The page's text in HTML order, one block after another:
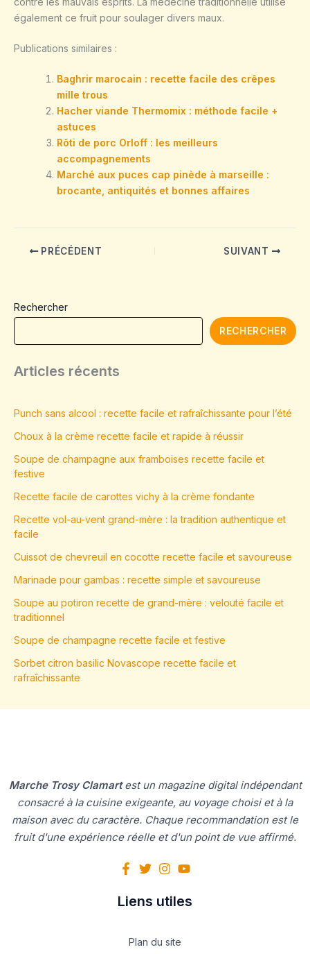
également ce fruit pour soulager divers maux.
Publications similaires :
Baghrir marocain : recette facile des crêpes
mille trous
Hacher viande Thermomix : méthode facile +
astuces
Rôti de porc Orloff : les meilleurs
accompagnements
Marché aux puces cap pinède à marseille :
brocante, antiquités et bonnes affaires
PRÉCÉDENT SUIVANT
Rechercher
RECHERCHER
Articles récents
Punch sans alcool : recette facile et rafraîchissante pour l’été
Choux à la crème recette facile et rapide à réussir
Soupe de champagne aux framboises recette facile et
festive
Recette facile de carottes vichy à la crème fondante
Recette vol-au-vent grand-mère : la tradition authentique et
facile
Cuissot de chevreuil en cocotte recette facile et savoureuse
Marinade pour gambas : recette simple et savoureuse
Soupe au potiron recette de grand-mère : velouté facile et
traditionnel
Soupe de champagne recette facile et festive
Sorbet citron basilic Novascope recette facile et
rafraîchissante
Marche Trosy Clamartest un magazine digital indépendant
consacré à la cuisine exigeante, au voyage choisi et à la
maison avec du caractère. Chaque recommandation est le
fruit d'une expérience réelle et d'un point de vue affirmé.
Liens utiles
Plan du site